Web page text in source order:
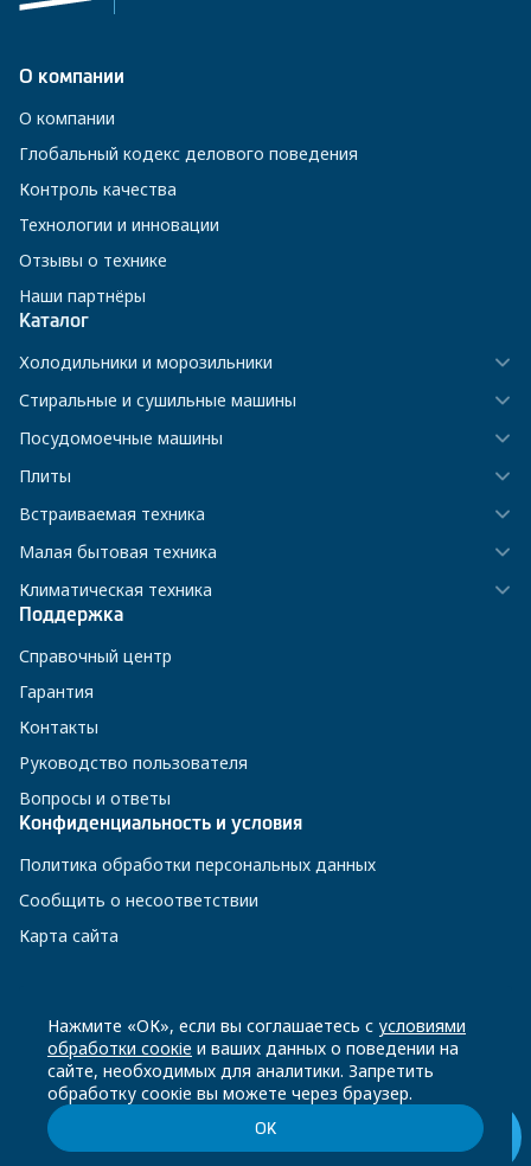
О компании
О компании
Глобальный кодекс делового поведения
Контроль качества
Технологии и инновации
Отзывы о технике
Наши партнёры
Каталог
Холодильники и морозильники
Стиральные и сушильные машины
Посудомоечные машины
Плиты
Встраиваемая техника
Малая бытовая техника
Климатическая техника
Поддержка
Справочный центр
Гарантия
Контакты
Руководство пользователя
Вопросы и ответы
Конфиденциальность и условия
Политика обработки персональных данных
Сообщить о несоответствии
Карта сайта
8 800 200-23-56
Чат-бот в Телеграм
Нажмите «ОК», если вы соглашаетесь с условиями
обработки соокіе и ваших данных о поведении на
сайте, необходимых для аналитики. Запретить
обработку соокіе вы можете через браузер.
ОК